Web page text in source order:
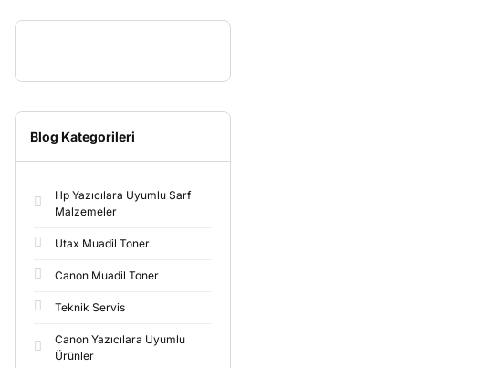
Blog Kategorileri
Hp Yazıcılara Uyumlu Sarf
Malzemeler
Utax Muadil Toner
Canon Muadil Toner
Teknik Servis
Canon Yazıcılara Uyumlu
Ürünler